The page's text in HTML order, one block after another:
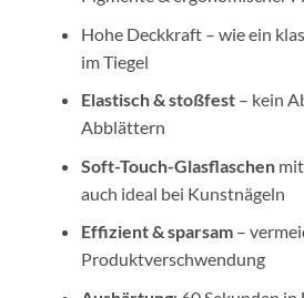
Hohe Deckkraft – wie ein
im Tiegel
Elastisch & stoßfest– kein
Abblättern
Soft-Touch-Glasflaschenmit
auch ideal bei Kunstnägeln
Effizient & sparsam–
Produktverschwendung